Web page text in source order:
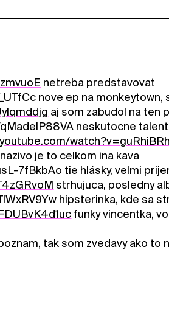
netreba predstavovat
nove ep na monkeytown,
aj som zabudol na ten
neskutocne
je to celkom ina kava
7fBkbAo tie hlásky, velmi
strhujuca, posledny
hipsterinka, kde sa
funky vincentka,
tak som zvedavy ako to